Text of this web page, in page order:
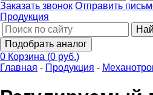
Заказать звонок Отправить
Продукция
Подобрать аналог
0 Корзина (0 руб.)
Главная - Продукция -